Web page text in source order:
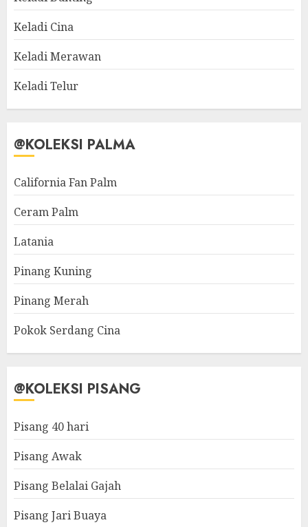
Keladi Cina
Keladi Merawan
Keladi Telur
@KOLEKSI PALMA
California Fan Palm
Ceram Palm
Latania
Pinang Kuning
Pinang Merah
Pokok Serdang Cina
@KOLEKSI PISANG
Pisang 40 hari
Pisang Awak
Pisang Belalai Gajah
Pisang Jari Buaya